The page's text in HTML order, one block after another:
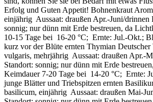
Erfolg und Guten Appetit! Bohnenkraut
einjährig Aussaat: draußen Apr.-Juni/drinnen
sonnig; nur dünn mit Erde bestreuen, da
10-15 Tage bei 16-20 °C; Ernte: Jul.-Okt.;
kurz vor der Blüte ernten Thymian
vulgaris, mehrjährig Aussaat: draußen Apr.-
Standort: sonnig; nur dünn mit Erde
Keimdauer 7-20 Tage bei 14-20 °C; Ernte:
junge Blätter und Triebspitzen ernten
basilicum, einjährig Aussaat: draußen Mai-